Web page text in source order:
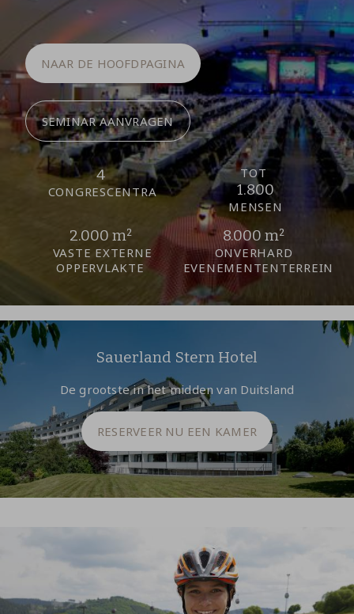
NAAR DE HOOFDPAGINA
SEMINAR AANVRAGEN
4
CONGRES­CENTRA
TOT
1.800
MENSEN
2.000 m²
VASTE EXTERNE
OPPERVLAKTE
8.000 m²
ONVERHARD
EVENEMENTENTERREIN
Sauerland Stern Hotel
De grootste in het midden van Duitsland
RESERVEER NU EEN KAMER